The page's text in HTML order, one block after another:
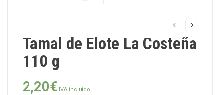
Tamal de Elote La Costeña
110 g
2,20€ IVA incluido